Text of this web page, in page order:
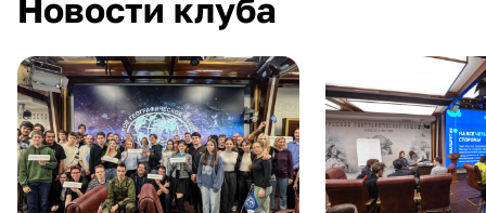
Новости клуба